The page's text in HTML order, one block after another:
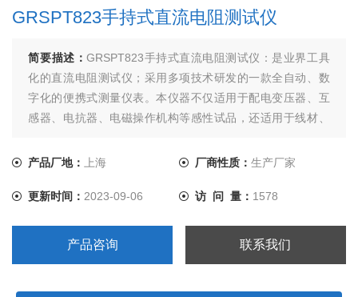
GRSPT823手持式直流电阻测试仪
简要描述：GRSPT823手持式直流电阻测试仪：是业界工具
化的直流电阻测试仪；采用多项技术研发的一款全自动、数
字化的便携式测量仪表。本仪器不仅适用于配电变压器、互
感器、电抗器、电磁操作机构等感性试品，还适用于线材、
晶合金变压器，由于低压线圈采用铜箔绕制，电阻值极低，
产品厂地：上海 厂商性质： 生产厂家
更新时间：2023-09-06 访 问 量： 1578
产品咨询 联系我们